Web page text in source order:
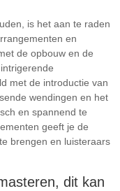
is het aan te raden
en
de opbouw en de
met de introductie van
wendingen en het
en spannend te
geeft je de
brengen en luisteraars
dit kan